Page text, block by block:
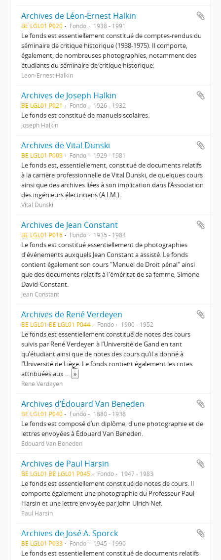
Archives de Léon-Ernest Halkin
BE LGL01 P020 Fondo 1938 - 1991
Le fonds est essentiellement constitué de comptes-rendus du
séminaire de critique historique (1938-1975). Il comporte,
également, de nombreuses photographies, notamment des
étudiants du séminaire de critique historique.
Léon-Ernest Halkin
Archives de Joseph Halkin
BE LGL01 P021 Fondo 1926 - 1932
Le fonds est constitué de manuels scolaires.
Joseph Halkin
Archives de Vital Dunski
BE LGL01 P009 Fondo 1929 - 1981
Le fonds est, essentiellement, constitué de documents relatifs
à la carrière professionnelle de Vital Dunski, de quelques cours
ainsi que des archives liées à son implication dans l’Association
des ingénieurs électriciens (A.I.M.).
Vital Dunski
Archives de Jean Constant
BE LGL01 P016 Fondo 1935 - 1984
Le fonds est constitué essentiellement de photographies
d'événements auxquels Jean Constant a assisté. Le fonds
contient également son cours "Manuel de Droit pénal" ainsi
que des documents relatifs à l'éméritat de sa femme, Simone
David-Constant.
Jean Constant
Archives de René Verdeyen
BE LGL01 BE LGL01 P044 Fondo 1900 - 1952
Le fonds est essentiellement constitué de notes des cours
suivis par René Verdeyen à l’Université de Gand en tant
qu’étudiant ainsi que de notes des cours qu’il a donné à
l’Université de Liège. Le fonds contient également les cotes
attribuées aux ... »
René Verdeyen
Archives d’Édouard Van Beneden
BE LGL01 P040 Fondo 1880 - 1938
Le fonds est composé d’un diplôme, d'une photographie et de
lettres envoyées à Édouard Van Beneden.
Édouard Van Beneden
Archives de Paul Harsin
BE LGL01 BE LGL01 P045 Fondo 1947 - 1983
Le fonds est essentiellement constitué de notes de cours. Il
comporte également une photographie du Professeur Paul
Harsin et une lettre envoyée par John Ulrich Nef.
Paul Harsin
Archives de José A. Sporck
BE LGL01 P033 Fondo 1945 - 1990
Le fonds est essentiellement constitué de documents relatifs